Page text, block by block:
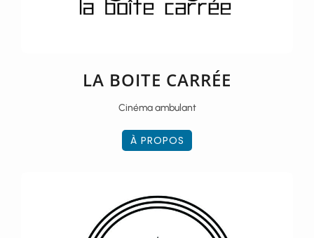
LA BOITE CARRÉE
Cinéma ambulant
À PROPOS